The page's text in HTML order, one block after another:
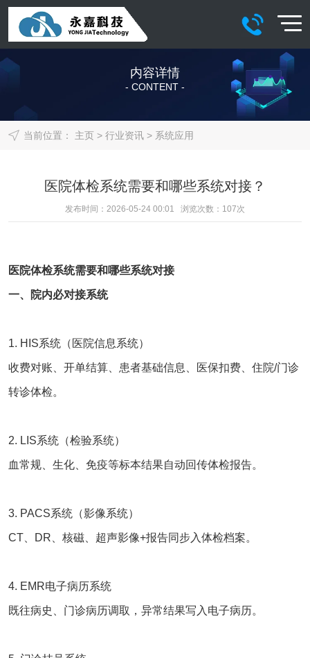
内容详情
- CONTENT -
当前位置： 主页> 行业资讯> 系统应用
医院体检系统需要和哪些系统对接？
发布时间：2026-05-24 00:01 浏览次数： 107次
医院体检系统需要和哪些系统对接
一、院内必对接系统
1. HIS系统（ 医院信息系统）
收费对账、开单结算、患者基础信息、医保扣费、住院/门诊
转诊体检。
2. LIS系统（检验系统）
血常规、生化、免疫等标本结果自动回传体检报告。
3. PACS系统（影像系统）
CT、DR、核磁、超声影像+报告同步入体检档案。
4. EMR电子病历系统
既往病史、门诊病历调取，异常结果写入电子病历。